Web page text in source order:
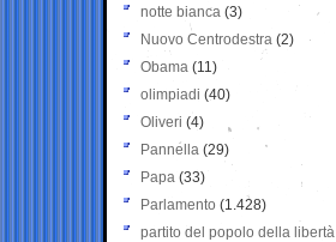
notte bianca (3)
Nuovo Centrodestra (2)
Obama (11)
olimpiadi (40)
Oliveri (4)
Pannella (29)
Papa (33)
Parlamento (1.428)
partito del popolo della libertà